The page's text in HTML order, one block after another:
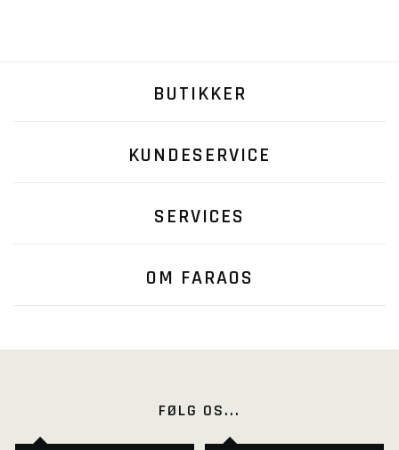
BUTIKKER
KUNDESERVICE
SERVICES
OM FARAOS
FØLG OS...